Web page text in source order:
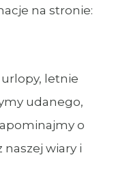
na stronie:
letnie
udanego,
o
naszej wiary i